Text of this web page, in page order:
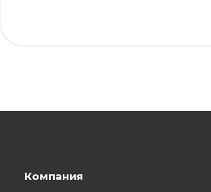
Компания